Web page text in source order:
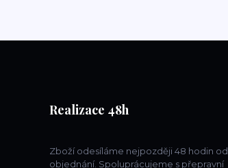
Realizace 48h
Zboží odesíláme nejpozději 48 hodin od
objednání. Spoluprácujeme s přepravní